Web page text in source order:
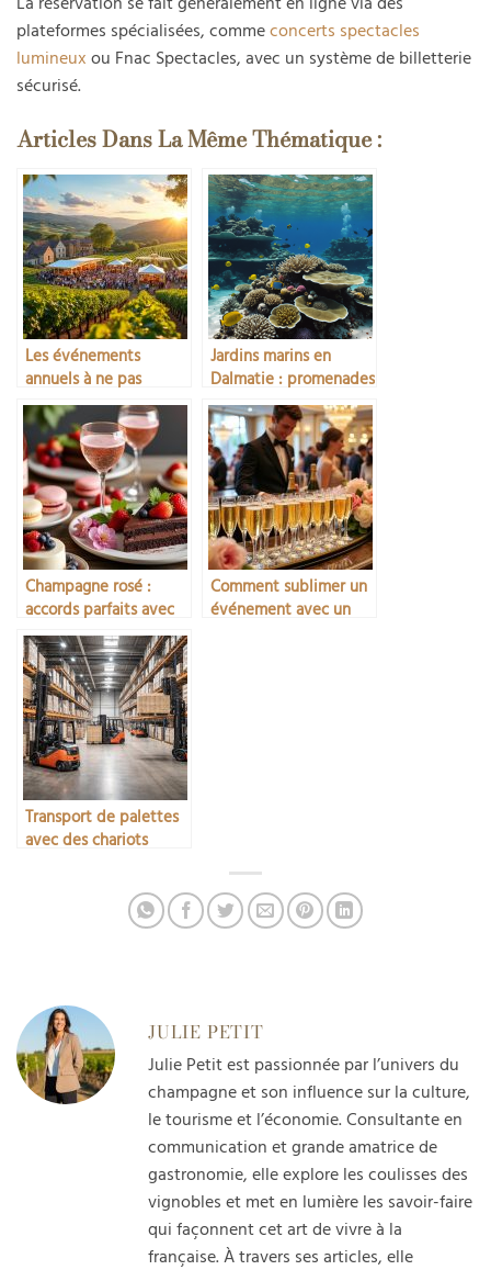
plateformes spécialisées, commeconcerts spectacles
lumineux ou Fnac Spectacles, avec un système de billetterie
sécurisé.
Articles Dans La Même Thématique :
Les événements
annuels à ne pas
manquer en
Champagne
Jardins marins en
Dalmatie : promenades
au cœur des couleurs
de la mer
Champagne rosé :
accords parfaits avec
les desserts
Comment sublimer un
événement avec un
Transport de palettes
avec des chariots
Fenwick pour vos
JULIE PETIT
Julie Petit est passionnée par l’univers du
champagne et son influence sur la culture,
le tourisme et l’économie. Consultante en
communication et grande amatrice de
gastronomie, elle explore les coulisses des
vignobles et met en lumière les savoir-faire
qui façonnent cet art de vivre à la
française. À travers ses articles, elle